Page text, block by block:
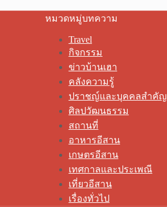
หมวดหมู่บทความ
Travel
กิจกรรม
ข่าวบ้านเฮา
คลังความรู้
ปราชญ์และบุคคลสำคัญ
ศิลปวัฒนธรรม
สถานที่
อาหารอีสาน
เกษตรอีสาน
เทศกาลและประเพณี
เที่ยวอีสาน
เรื่องทั่วไป